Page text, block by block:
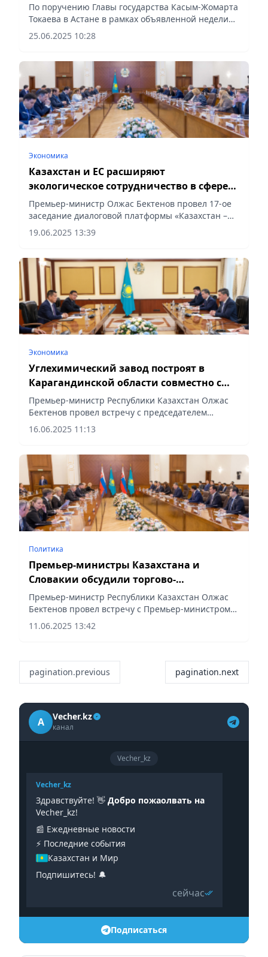
рамках недели «Закон и Порядок»
По поручению Главы государства Касым-Жомарта
Токаева в Астане в рамках объявленной недели
«Закона и порядка» состоялось открытие
Академии управления МВД РК,
25.06.2025 10:28
Экономика
Казахстан и ЕС расширяют
экологическое сотрудничество в сфере
водных ресурсов и управления отходами
Премьер-министр Олжас Бектенов провел 17-ое
заседание диалоговой платформы «Казахстан –
Евросоюз», посвященное управлению водными
ресурсами и отходами, сообщает Vecher.kz.
19.06.2025 13:39
Экономика
Углехимический завод построят в
Карагандинской области совместно с
китайской компанией
Премьер-министр Республики Казахстан Олжас
Бектенов провел встречу с председателем
правления Shandong Energy Group Co. Ли Вэем,
сообщает Vecher.kz.
16.06.2025 11:13
Политика
Премьер-министры Казахстана и
Словакии обсудили торгово-
экономическое сотрудничество
Премьер-министр Республики Казахстан Олжас
Бектенов провел встречу с Премьер-министром
Словацкой Республики Робертом Фицо,
прибывшим с первым официальным визитом в
11.06.2025 13:42
pagination.previous pagination.next
A Vecher.kz
канал
Vecher_kz
Vecher_kz
Здравствуйте! 👋 Добро пожаолвать на
Vecher_kz!
📰 Ежедневные новости
⚡️ Последние события
Казахстан и Мир
Подпишитесь! 🔔
сейчас
Подписаться